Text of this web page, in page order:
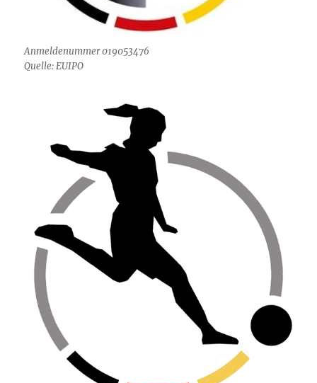
Anmeldenummer 019053476
Quelle: EUIPO